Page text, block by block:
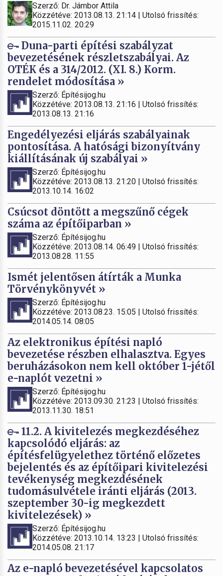
Szerző: Dr. Jámbor Attila
Közzétéve: 2013.08.13. 21:14 | Utolsó frissítés:
2015.11.02. 20:29
Duna-parti építési szabályzat
bevezetésének részletszabályai. Az
OTÉK és a 314/2012. (XI. 8.) Korm.
rendelet módosítása »
Szerző: Építésijog.hu
Közzétéve: 2013.08.13. 21:16 | Utolsó frissítés:
2013.08.13. 21:16
Engedélyezési eljárás szabályainak
pontosítása. A hatósági bizonyítvány
kiállításának új szabályai »
Szerző: Építésijog.hu
Közzétéve: 2013.08.13. 21:20 | Utolsó frissítés:
2013.10.14. 16:02
Csúcsot döntött a megszűnő cégek
száma az építőiparban »
Szerző: Építésijog.hu
Közzétéve: 2013.08.14. 06:49 | Utolsó frissítés:
2013.08.28. 11:55
Ismét jelentősen átírták a Munka
Törvénykönyvét »
Szerző: Építésijog.hu
Közzétéve: 2013.08.23. 15:05 | Utolsó frissítés:
2014.05.14. 08:05
Az elektronikus építési napló
bevezetése részben elhalasztva. Egyes
beruházásokon nem kell október 1-jétől
e-naplót vezetni »
Szerző: Építésijog.hu
Közzétéve: 2013.09.30. 21:23 | Utolsó frissítés:
2013.11.30. 18:51
11.2. A kivitelezés megkezdéséhez
kapcsolódó eljárás: az
építésfelügyelethez történő előzetes
bejelentés és az építőipari kivitelezési
tevékenység megkezdésének
tudomásulvétele iránti eljárás (2013.
szeptember 30-ig megkezdett
kivitelezések) »
Szerző: Építésijog.hu
Közzétéve: 2013.10.14. 13:23 | Utolsó frissítés:
2014.05.08. 21:17
Az e-napló bevezetésével kapcsolatos